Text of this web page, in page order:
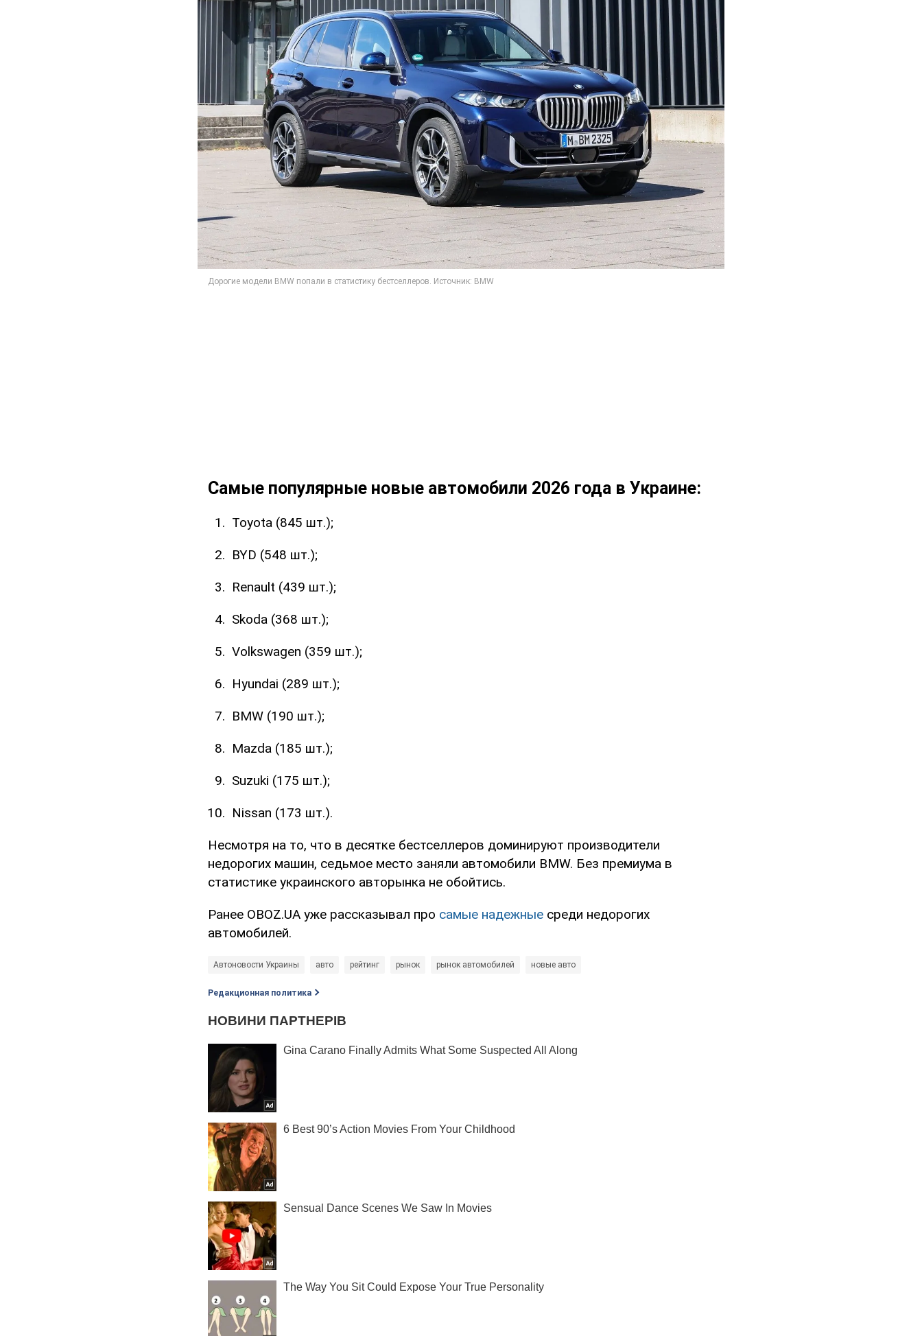
Самые популярные новые автомобили 2026 года в Украине:
Toyota (845 шт.);
BYD (548 шт.);
Renault (439 шт.);
Skoda (368 шт.);
Volkswagen (359 шт.);
Hyundai (289 шт.);
BMW (190 шт.);
Mazda (185 шт.);
Suzuki (175 шт.);
Nissan (173 шт.).
Несмотря на то, что в десятке бестселлеров доминируют производители
недорогих машин, седьмое место заняли автомобили BMW. Без премиума в
статистике украинского авторынка не обойтись.
Ранее OBOZ.UA уже рассказывал про самые надежные среди недорогих
автомобилей.
Автоновости Украины авто рейтинг рынок рынок автомобилей новые авто
Редакционная политика